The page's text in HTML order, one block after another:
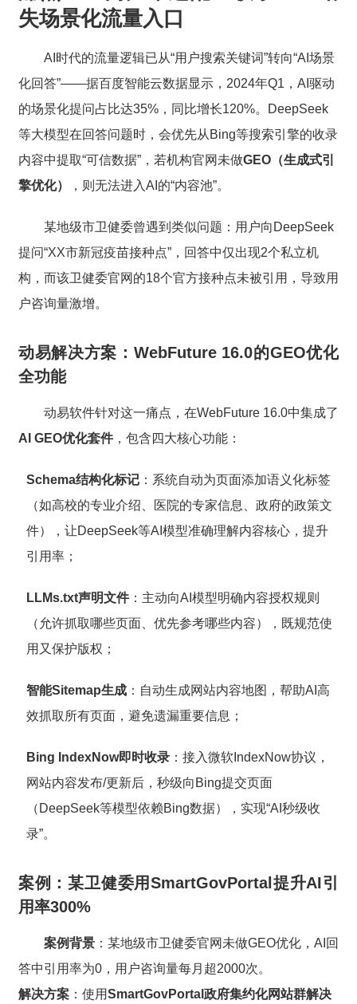
失场景化流量入口
AI时代的流量逻辑已从“用户搜索关键词”转向“AI场景
化回答”——据百度智能云数据显示，2024年Q1，AI驱动
的场景化提问占比达35%，同比增长120%。DeepSeek
等大模型在回答问题时，会优先从Bing等搜索引擎的收录
内容中提取“可信数据”，若机构官网未做GEO（生成式引
擎优化）
，则无法进入AI的“内容池”。
某地级市卫健委曾遇到类似问题：用户向DeepSeek
提问“XX市新冠疫苗接种点”，回答中仅出现2个私立机
构，而该卫健委官网的18个官方接种点未被引用，导致用
户咨询量激增。
动易解决方案：WebFuture 16.0的GEO优化
全功能
动易软件针对这一痛点，在WebFuture 16.0中集成了
AI GEO优化套件，包含四大核心功能：
Schema结构化标记：系统自动为页面添加语义化标签
（如高校的专业介绍、医院的专家信息、政府的政策文
件），让DeepSeek等AI模型准确理解内容核心，提升
引用率；
LLMs.txt声明文件：主动向AI模型明确内容授权规则
（允许抓取哪些页面、优先参考哪些内容），既规范使
用又保护版权；
智能Sitemap生成：自动生成网站内容地图，帮助AI高
效抓取所有页面，避免遗漏重要信息；
Bing IndexNow即时收录：接入微软IndexNow协议，
网站内容发布/更新后，秒级向Bing提交页面
（DeepSeek等模型依赖Bing数据），实现“AI秒级收
录”。
案例：某卫健委用SmartGovPortal提升AI引
用率300%
案例背景：某地级市卫健委官网未做GEO优化，AI回
答中引用率为0，用户咨询量每月超2000次。
解决方案：使用SmartGovPortal政府集约化网站群解决